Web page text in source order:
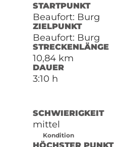
STARTPUNKT
Beaufort: Burg
ZIELPUNKT
Beaufort: Burg
STRECKENLÄNGE
10,84 km
DAUER
3:10 h
SCHWIERIGKEIT
mittel
Kondition